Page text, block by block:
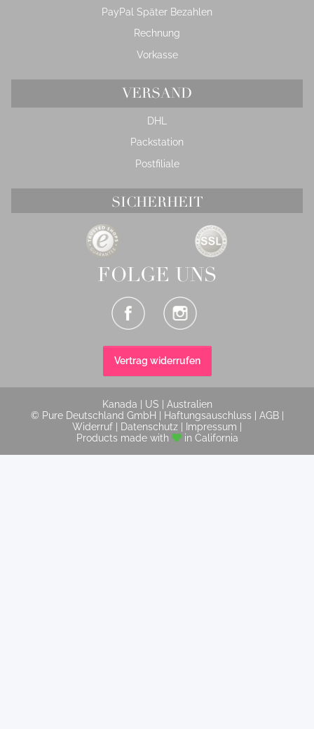
PayPal Später Bezahlen
Rechnung
Vorkasse
VERSAND
DHL
Packstation
Postfiliale
SICHERHEIT
FOLGE UNS
Vertrag widerrufen
Kanada US
Australien
© Pure Deutschland GmbH |
Haftungsauschluss AGB
Widerruf
Datenschutz Impressum
Products made with
in California